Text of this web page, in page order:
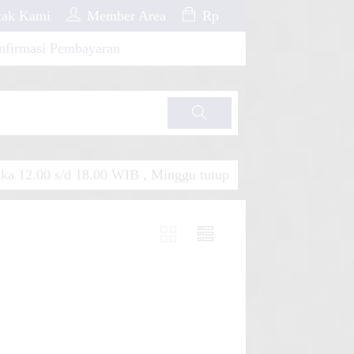
Kami Member Area Rp
Pembayaran
Cari
12.00 s/d 18.00 WIB , Minggu tutup